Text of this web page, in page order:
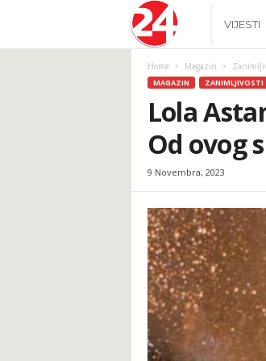
.
a
VIJESTI
Home Magazin
MAGAZIN ZANIMLJIVOSTI
Lola
Od ovog
9 Novembra, 2023